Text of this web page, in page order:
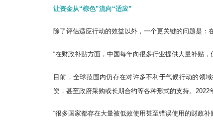
让资金从“棕色”流向“适应”
除了评估适应行动的效益以外，一个更关键的问题是：
“在财政补贴方面，中国每年向很多行业提供大量补贴
目前，全球范围内仍存在对许多不利于气候行动的领
资，甚至政府采购或长期合约等各种形式的支持。2022
“很多国家都存在大量被低效使用甚至错误使用的财政